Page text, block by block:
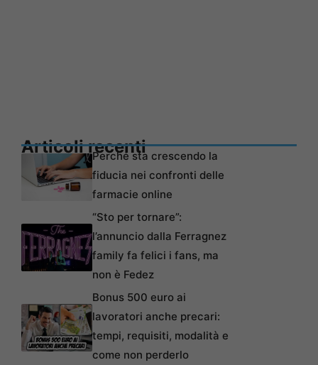
Articoli recentiPerché sta crescendo la
fiducia nei confronti delle
farmacie online
“Sto per tornare”:
l’annuncio dalla Ferragnez
family fa felici i fans, ma
non è Fedez
Bonus 500 euro ai
lavoratori anche precari:
tempi, requisiti, modalità e
come non perderlo